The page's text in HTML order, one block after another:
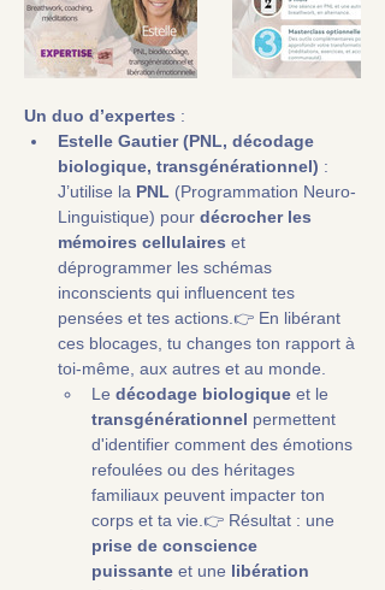
Un duo d’expertes :
Estelle Gautier (PNL, décodage
biologique, transgénérationnel) :
J’utilise la PNL (Programmation Neuro-
Linguistique) pour décrocher les
mémoires cellulaires et
déprogrammer les schémas
inconscients qui influencent tes
pensées et tes actions.👉 En libérant
ces blocages, tu changes ton rapport à
toi-même, aux autres et au monde.
Le décodage biologique et le
transgénérationnel permettent
d'identifier comment des émotions
refoulées ou des héritages
familiaux peuvent impacter ton
corps et ta vie.👉 Résultat : une
prise de conscience
puissante et une libération